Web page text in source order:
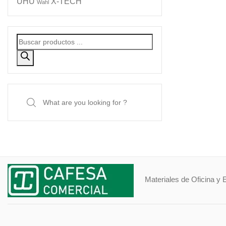
Wahl
Búsqueda
de
productos
Search
Materiales de Oficina y